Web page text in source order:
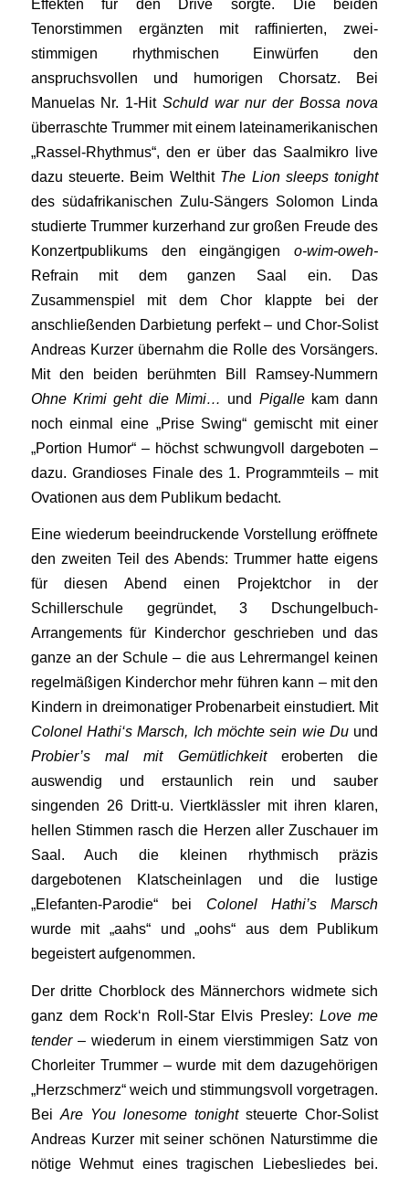
Effekten für den Drive sorgte. Die beiden
Tenorstimmen ergänzten mit raffinierten, zwei-
stimmigen rhythmischen Einwürfen den
anspruchsvollen und humorigen Chorsatz. Bei
Manuelas Nr. 1-HitSchuld war nur der Bossa nova
überraschte Trummer mit einem lateinamerikanischen
„Rassel-Rhythmus“, den er über das Saalmikro live
dazu steuerte. Beim Welthit The Lion sleeps tonight
des südafrikanischen Zulu-Sängers Solomon Linda
studierte Trummer kurzerhand zur großen Freude des
Konzertpublikums den eingängigeno-wim-oweh-
Refrain mit dem ganzen Saal ein. Das
Zusammenspiel mit dem Chor klappte bei der
anschließenden Darbietung perfekt – und Chor-Solist
Andreas Kurzer übernahm die Rolle des Vorsängers.
Mit den beiden berühmten Bill Ramsey-Nummern
Ohne Krimi geht die Mimi… und Pigalle kam dann
noch einmal eine „Prise Swing“ gemischt mit einer
„Portion Humor“ – höchst schwungvoll dargeboten –
dazu. Grandioses Finale des 1. Programmteils – mit
Ovationen aus dem Publikum bedacht.
Eine wiederum beeindruckende Vorstellung eröffnete
den zweiten Teil des Abends: Trummer hatte eigens
für diesen Abend einen Projektchor in der
Schillerschule gegründet, 3 Dschungelbuch-
Arrangements für Kinderchor geschrieben und das
ganze an der Schule – die aus Lehrermangel keinen
regelmäßigen Kinderchor mehr führen kann – mit den
Kindern in dreimonatiger Probenarbeit einstudiert. Mit
Colonel Hathi‘s Marsch, Ich möchte sein wie Du und
Probier’s mal mit Gemütlichkeiteroberten die
auswendig und erstaunlich rein und sauber
singenden 26 Dritt-u. Viertklässler mit ihren klaren,
hellen Stimmen rasch die Herzen aller Zuschauer im
Saal. Auch die kleinen rhythmisch präzis
dargebotenen Klatscheinlagen und die lustige
„Elefanten-Parodie“ bei Colonel
Hathi’s Marsch
wurde mit „aahs“ und „oohs“ aus dem Publikum
begeistert aufgenommen.
Der dritte Chorblock des Männerchors widmete sich
ganz dem Rock‘n Roll-Star Elvis Presley: Love me
tender – wiederum in einem vierstimmigen Satz von
Chorleiter Trummer – wurde mit dem dazugehörigen
„Herzschmerz“ weich und stimmungsvoll vorgetragen.
Bei Are You lonesome tonightsteuerte Chor-Solist
Andreas Kurzer mit seiner schönen Naturstimme die
nötige Wehmut eines tragischen Liebesliedes bei.